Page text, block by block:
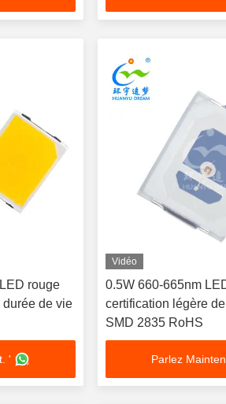
rouge
de vie
'
Vidéo
0.5W 660-665nm
certification légère
SMD 2835 RoHS
Parlez